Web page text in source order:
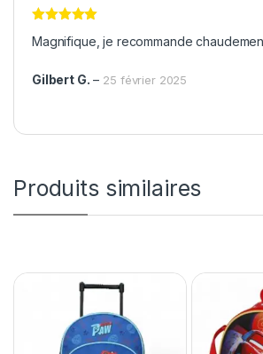
5
Magnifique, je recommande
Gilbert G. – 25 février 2025
Produits similaires